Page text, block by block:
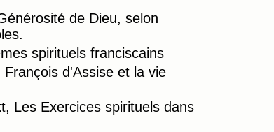
de Dieu, selon
spirituels franciscains
François d'Assise et la vie
Les Exercices spirituels dans